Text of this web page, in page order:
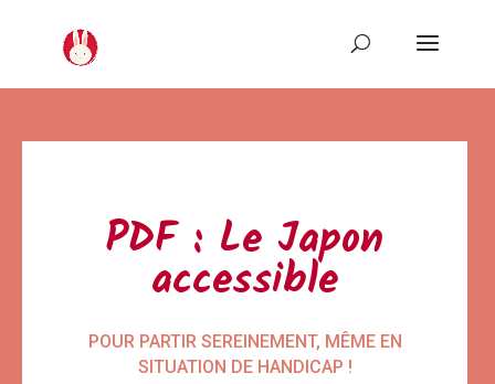
PDF : Le Japon
accessible
POUR PARTIR SEREINEMENT, MÊME EN
SITUATION DE HANDICAP !